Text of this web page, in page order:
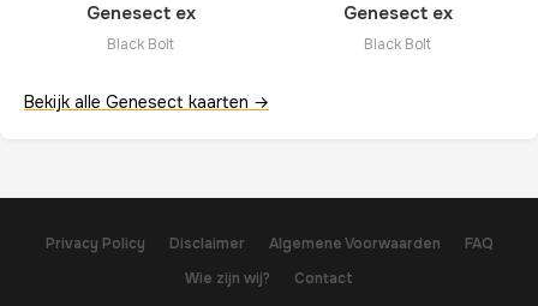
Genesect ex
Black Bolt
Genesect ex
Black Bolt
Bekijk alle Genesect kaarten →
Privacy Policy Disclaimer Algemene Voorwaarden
FAQ
Wie zijn wij?
Contact